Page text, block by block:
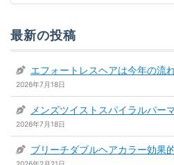
最新の投稿
エフォートレスヘアは今年の流
2026年7月18日
メンズツイストスパイラルパー
2026年7月18日
ブリーチダブルヘアカラー効果